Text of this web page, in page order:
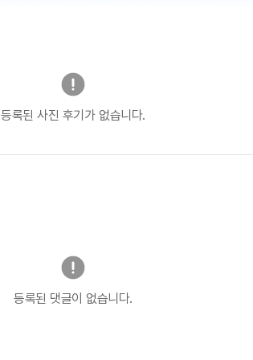
등록된 사진 후기가 없습니다.
등록된 댓글이 없습니다.